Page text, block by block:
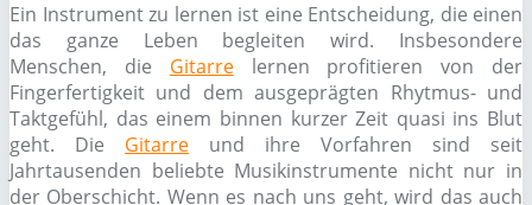
Ein Instrument zu lernen ist eine Entscheidung, die einen
das ganze Leben begleiten wird. Insbesondere
Menschen, die Gitarrelernen profitieren von der
Fingerfertigkeit und dem ausgeprägten Rhytmus- und
Taktgefühl, das einem binnen kurzer Zeit quasi ins Blut
geht. Die Gitarre und ihre Vorfahren sind seit
Jahrtausenden beliebte Musikinstrumente nicht nur in
der Oberschicht. Wenn es nach uns geht, wird das auch